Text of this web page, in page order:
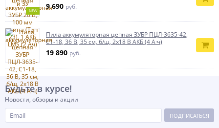
NEW 9 690 руб.
Пила аккумуляторная цепная ЗУБР ПЦЛ-3635-42,
С1-18, 36 В, 35 см, б/щ, 2х18 В АКБ (4 А·ч)
19 890 руб.
Будьте в курсе!
Новости, обзоры и акции
ПОДПИСАТЬСЯ